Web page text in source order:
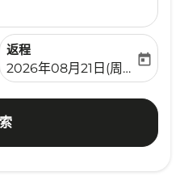
aria-label
返程
fc-booking-return-date-
2026年08月21日(周五)
today